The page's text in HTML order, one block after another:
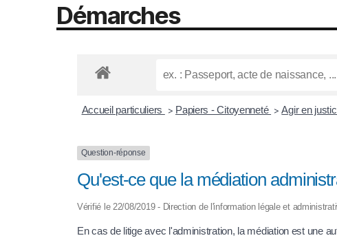
Démarches
Accueil particuliers > Papiers - Citoyenneté > Agir en
Question-réponse
Qu'est-ce que la médiation
Vérifié le 22/08/2019 - Direction de l'information légale et
En cas de litige avec l'administration, la médiation est une